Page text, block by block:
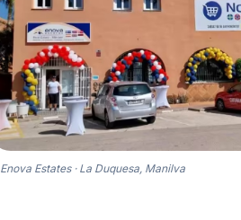
Enova Estates · La Duquesa, Manilva